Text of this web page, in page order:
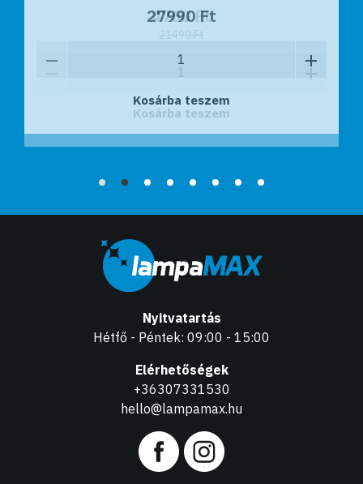
27990 Ft
Kosárba teszem
4760 Ft
21490 Ft
Kosárba teszem
Nyitvatartás
Hétfő - Péntek: 09:00 - 15:00
Elérhetőségek
+36307331530
hello@lampamax.hu